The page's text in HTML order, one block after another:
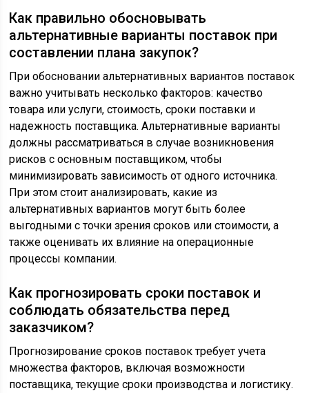
Как правильно обосновывать
альтернативные варианты поставок при
составлении плана закупок?
При обосновании альтернативных вариантов поставок
важно учитывать несколько факторов: качество
товара или услуги, стоимость, сроки поставки и
надежность поставщика. Альтернативные варианты
должны рассматриваться в случае возникновения
рисков с основным поставщиком, чтобы
минимизировать зависимость от одного источника.
При этом стоит анализировать, какие из
альтернативных вариантов могут быть более
выгодными с точки зрения сроков или стоимости, а
также оценивать их влияние на операционные
процессы компании.
Как прогнозировать сроки поставок и
соблюдать обязательства перед
заказчиком?
Прогнозирование сроков поставок требует учета
множества факторов, включая возможности
поставщика, текущие сроки производства и логистику.